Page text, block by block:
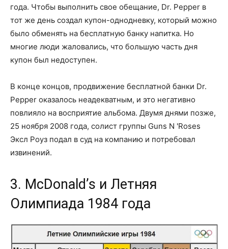
года. Чтобы выполнить свое обещание, Dr. Pepper в
тот же день создал купон-однодневку, который можно
было обменять на бесплатную банку напитка. Но
многие люди жаловались, что большую часть дня
купон был недоступен.
В конце концов, продвижение бесплатной банки Dr.
Pepper оказалось неадекватным, и это негативно
повлияло на восприятие альбома. Двумя днями позже,
25 ноября 2008 года, солист группы Guns N 'Roses
Эксл Роуз подал в суд на компанию и потребовал
извинений.
3. McDonald’s и Летняя
Олимпиада 1984 года